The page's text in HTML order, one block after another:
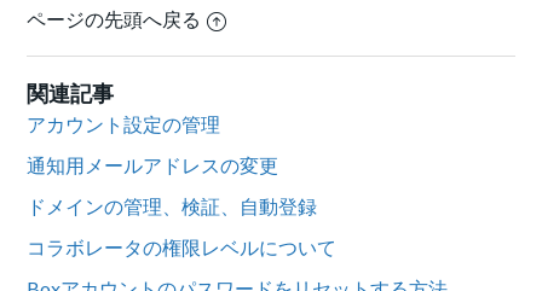
ページの先頭へ戻る
関連記事
アカウント設定の管理
通知用メールアドレスの変更
ドメインの管理、検証、自動登録
コラボレータの権限レベルについて